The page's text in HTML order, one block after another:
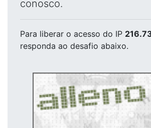
conosco.
Para liberar o acesso do IP
responda ao desafio abaixo.